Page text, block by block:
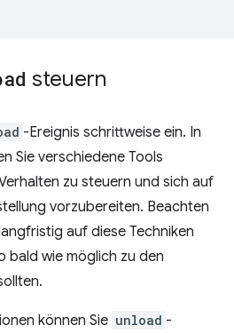
steuern
-Ereignis schrittweise ein. In
Sie verschiedene Tools
zu steuern und sich auf
vorzubereiten. Beachten
auf diese Techniken
bald wie möglich zu den
können Sie unload -